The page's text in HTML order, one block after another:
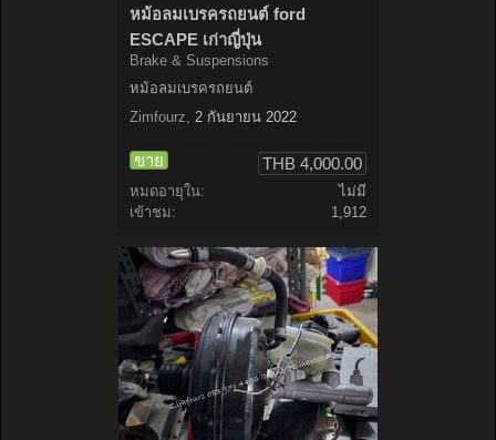
หม้อลมเบรครถยนต์ ford
ESCAPE เก่าญี่ปุ่น
Brake & Suspensions
หม้อลมเบรครถยนต์
Zimfourz
2 กันยายน 2022
ขาย THB 4,000.00
หมดอายุใน:
ไม่มี
เข้าชม:
1,912